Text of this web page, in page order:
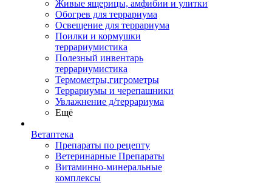
Живые ящерицы, амфибии и улитки
Обогрев для террариума
Освещение для террариума
Поилки и кормушки
террариумистика
Полезный инвентарь
террариумистика
Термометры,гигрометры
Террариумы и черепашники
Увлажнение д/террариума
Ещё
Ветаптека
Препараты по рецепту
Ветеринарные Препараты
Витаминно-минеральные
комплексы